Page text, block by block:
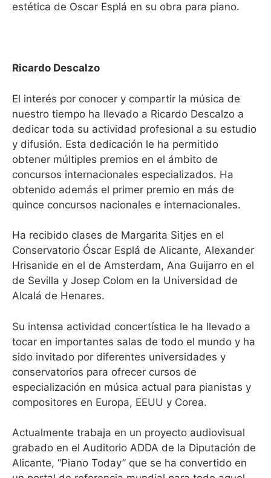
estética de Oscar Esplá en su obra para piano.
Ricardo Descalzo
El interés por conocer y compartir la música de
nuestro tiempo ha llevado a Ricardo Descalzo a
dedicar toda su actividad profesional a su estudio
y difusión. Esta dedicación le ha permitido
obtener múltiples premios en el ámbito de
concursos internacionales especializados. Ha
obtenido además el primer premio en más de
quince concursos nacionales e internacionales.
Ha recibido clases de Margarita Sitjes en el
Conservatorio Óscar Esplá de Alicante, Alexander
Hrisanide en el de Amsterdam, Ana Guijarro en el
de Sevilla y Josep Colom en la Universidad de
Alcalá de Henares.
Su intensa actividad concertística le ha llevado a
tocar en importantes salas de todo el mundo y ha
sido invitado por diferentes universidades y
conservatorios para ofrecer cursos de
especialización en música actual para pianistas y
compositores en Europa, EEUU y Corea.
Actualmente trabaja en un proyecto audiovisual
grabado en el Auditorio ADDA de la Diputación de
Alicante, “Piano Today” que se ha convertido en